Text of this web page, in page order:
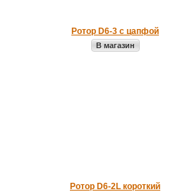
Pотор D6-3 c цапфой
В магазин
Ротор D6-2L короткий